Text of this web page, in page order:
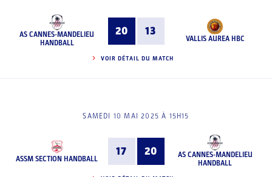
AS CANNES-MANDELIEU
HANDBALL
20 13
VALLIS AUREA HBC
VOIR DÉTAIL DU MATCH
SAMEDI 10 MAI 2025 À 15H15
ASSM SECTION HANDBALL
17 20
AS CANNES-MANDELIEU
HANDBALL